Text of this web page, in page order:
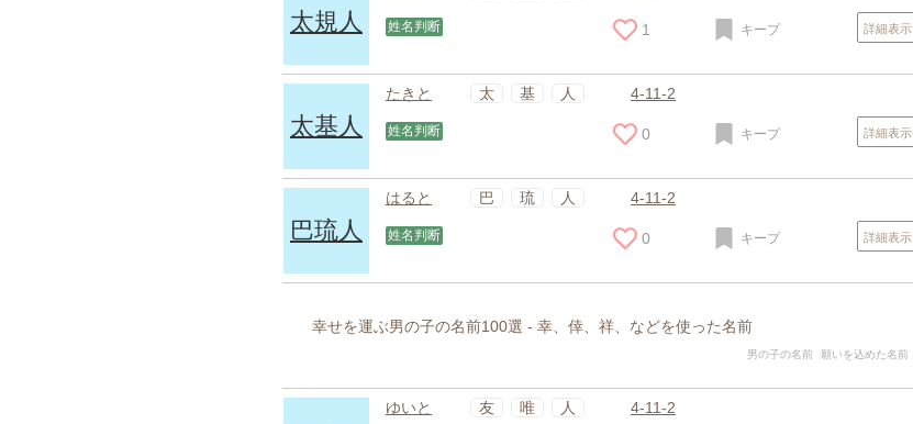
太規人 姓名判断 1 キープ 詳細表示
太基人
たきと 太 基 人 4-11-2
姓名判断 0 キープ 詳細表示
巴琉人
はると 巴 琉 人 4-11-2
姓名判断 0 キープ 詳細表示
幸せを運ぶ男の子の名前100選 - 幸、倖、祥、などを使った名前
男の子の名前 願いを込めた名前
ゆいと 友 唯 人 4-11-2